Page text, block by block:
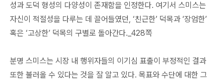
성과 도덕 형성의 다양성이 존재함을 인정한다. 여기서 스미스는
자신이 적절성을 다루는 데 끌어들였던, ‘친근한’ 덕목과 ‘장엄한’
혹은 ‘고상한’ 덕목의 구별로 돌아간다._428쪽
분명 스미스는 시장 내 행위자들의 이기심 표출이 부정적인 결과
또한 불러올 수 있다는 것을 잘 알고 있다. 목표와 수단에 대한 그